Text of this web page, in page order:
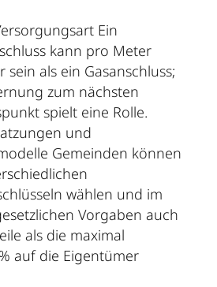
Ein
kann pro Meter
als ein Gasanschluss;
zum nächsten
spielt eine Rolle.
und
Gemeinden können
wählen und im
Vorgaben auch
als die maximal
auf die Eigentümer